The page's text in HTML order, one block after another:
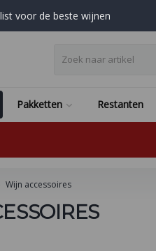
voor de beste wijnen
Pakketten Restanten
Wijn accessoires